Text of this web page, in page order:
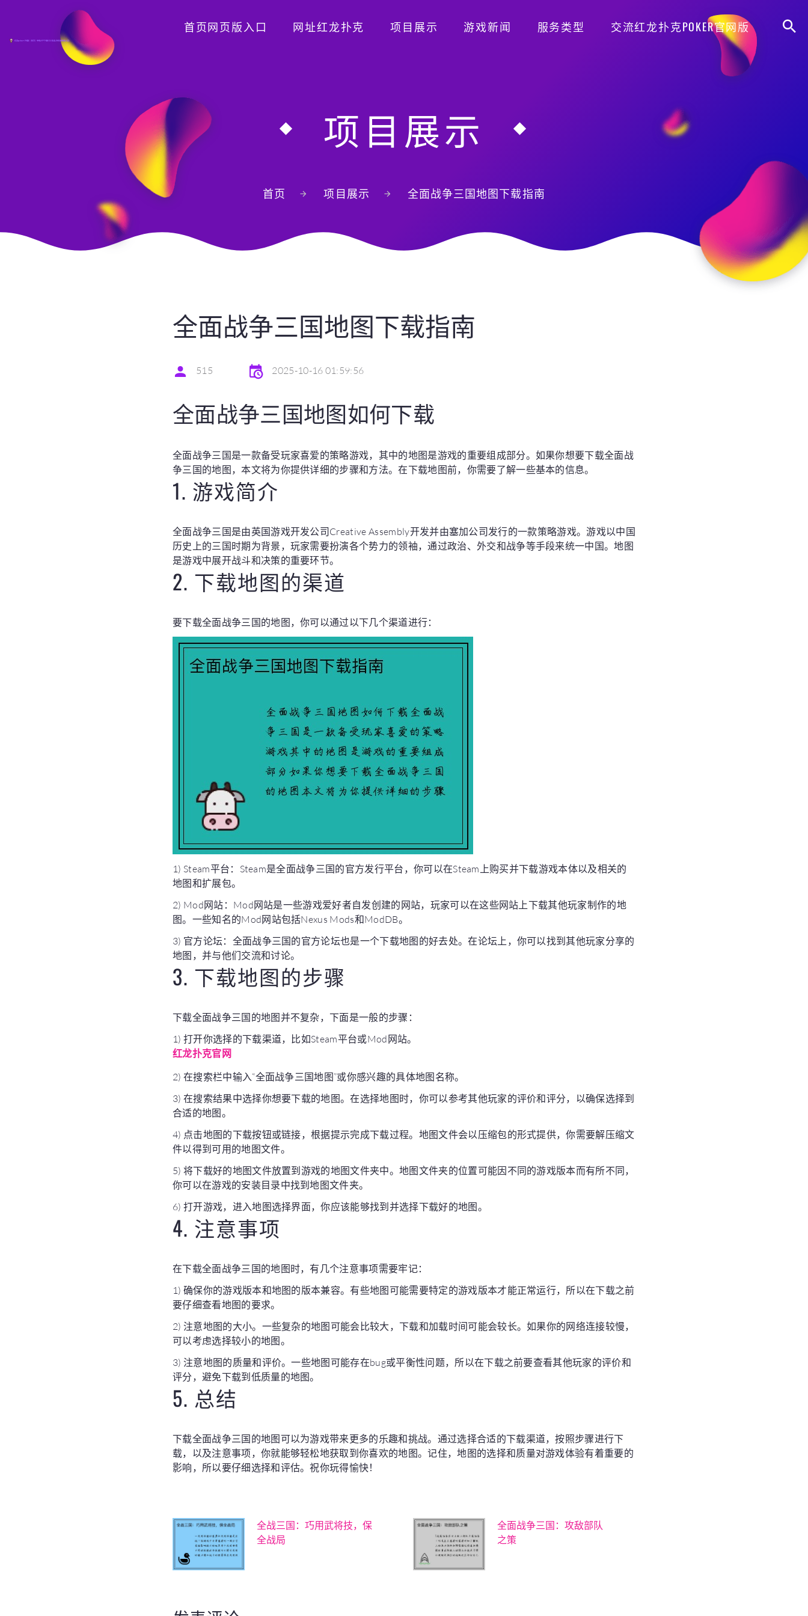
首页网页版入口 网址红龙扑克 项目展示 游戏新闻 服务类型 交流红龙扑克POKER官网版
项目展示
首页 项目展示 全面战争三国地图下载指南
全面战争三国地图下载指南
515 2025-10-16 01:59:56
全面战争三国地图如何下载
全面战争三国是一款备受玩家喜爱的策略游戏，其中的地图是游戏的重要组成部分。如果你想要下载全面战
争三国的地图，本文将为你提供详细的步骤和方法。在下载地图前，你需要了解一些基本的信息。
1. 游戏简介
全面战争三国是由英国游戏开发公司Creative Assembly开发并由塞加公司发行的一款策略游戏。游戏以中国
历史上的三国时期为背景，玩家需要扮演各个势力的领袖，通过政治、外交和战争等手段来统一中国。地图
是游戏中展开战斗和决策的重要环节。
2. 下载地图的渠道
要下载全面战争三国的地图，你可以通过以下几个渠道进行：
1) Steam平台：Steam是全面战争三国的官方发行平台，你可以在Steam上购买并下载游戏本体以及相关的
地图和扩展包。
2) Mod网站：Mod网站是一些游戏爱好者自发创建的网站，玩家可以在这些网站上下载其他玩家制作的地
图。一些知名的Mod网站包括Nexus Mods和ModDB。
3) 官方论坛：全面战争三国的官方论坛也是一个下载地图的好去处。在论坛上，你可以找到其他玩家分享的
地图，并与他们交流和讨论。
3. 下载地图的步骤
下载全面战争三国的地图并不复杂，下面是一般的步骤：
1) 打开你选择的下载渠道，比如Steam平台或Mod网站。
红龙扑克官网
2) 在搜索栏中输入“全面战争三国地图”或你感兴趣的具体地图名称。
3) 在搜索结果中选择你想要下载的地图。在选择地图时，你可以参考其他玩家的评价和评分，以确保选择到
合适的地图。
4) 点击地图的下载按钮或链接，根据提示完成下载过程。地图文件会以压缩包的形式提供，你需要解压缩文
件以得到可用的地图文件。
5) 将下载好的地图文件放置到游戏的地图文件夹中。地图文件夹的位置可能因不同的游戏版本而有所不同，
你可以在游戏的安装目录中找到地图文件夹。
6) 打开游戏，进入地图选择界面，你应该能够找到并选择下载好的地图。
4. 注意事项
在下载全面战争三国的地图时，有几个注意事项需要牢记：
1) 确保你的游戏版本和地图的版本兼容。有些地图可能需要特定的游戏版本才能正常运行，所以在下载之前
要仔细查看地图的要求。
2) 注意地图的大小。一些复杂的地图可能会比较大，下载和加载时间可能会较长。如果你的网络连接较慢，
可以考虑选择较小的地图。
3) 注意地图的质量和评价。一些地图可能存在bug或平衡性问题，所以在下载之前要查看其他玩家的评价和
评分，避免下载到低质量的地图。
5. 总结
下载全面战争三国的地图可以为游戏带来更多的乐趣和挑战。通过选择合适的下载渠道，按照步骤进行下
载，以及注意事项，你就能够轻松地获取到你喜欢的地图。记住，地图的选择和质量对游戏体验有着重要的
影响，所以要仔细选择和评估。祝你玩得愉快！
全战三国：巧用武将技，保
全战局
全面战争三国：攻敌部队
之策